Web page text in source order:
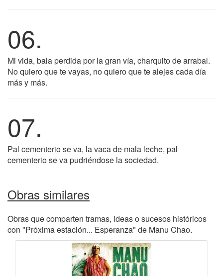
06.
Mi vida, bala perdida por la gran vía, charquito de arrabal.
No quiero que te vayas, no quiero que te alejes cada día
más y más.
07.
Pal cementerio se va, la vaca de mala leche, pal
cementerio se va pudriéndose la sociedad.
Obras similares
Obras que comparten tramas, ideas o sucesos históricos
con "Próxima estación... Esperanza" de Manu Chao.